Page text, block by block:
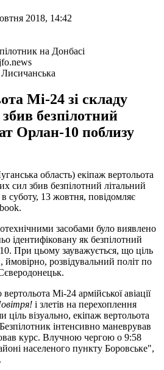
2018, 14:42
Мі-24 зі складу
безпілотний
Орлан-10 поблизу
область) екіпаж вертольота
сил збив безпілотний літальний
суботу, 13 жовтня, повідомляє
засобами було виявлено
ідентифіковану як безпілотний
При цьому зауважується, що ціль
розвідувальний політ по
Мі-24 армійської авіації
і злетів на перехоплення
ціль візуально, екіпаж вертольота
інтенсивно маневрував
курс. Влучною чергою о 9:58
населеного пункту Боровське",